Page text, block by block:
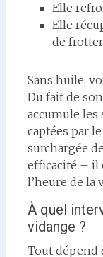
Elle
Elle
de
Sans huile,
Du fait de
accumule les
captées par
surchargée
efficacité – il
l’heure de la
À quel
vidange ?
Tout dépend